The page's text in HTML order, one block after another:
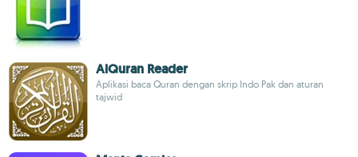
AlQuran Reader
Aplikasi baca Quran dengan skrip Indo Pak dan aturan
tajwid